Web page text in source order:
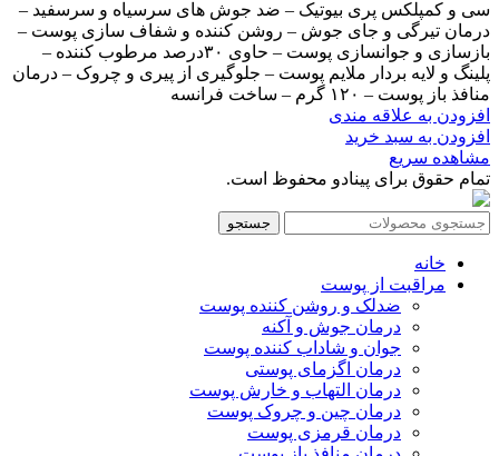
سی و کمپلکس پری بیوتیک – ضد جوش های سرسیاه و سرسفید –
درمان تیرگی و جای جوش – روشن کننده و شفاف سازی پوست –
بازسازی و جوانسازی پوست – حاوی ۳۰درصد مرطوب کننده –
پلینگ و لایه بردار ملایم پوست – جلوگیری از پیری و چروک – درمان
منافذ باز پوست – ۱۲۰ گرم – ساخت فرانسه
افزودن به علاقه مندی
افزودن به سبد خرید
مشاهده سریع
تمام حقوق برای پینادو محفوظ است.
جستجو
خانه
مراقبت از پوست
ضدلک و روشن کننده پوست
درمان جوش و آکنه
جوان و شاداب کننده پوست
درمان اگزمای پوستی
درمان التهاب و خارش پوست
درمان چین و چروک پوست
درمان قرمزی پوست